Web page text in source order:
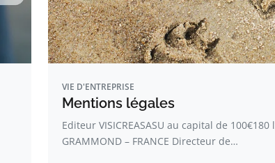
VIE D'ENTREPRISE
Mentions légales
Editeur VISICREASASU au capital de
GRAMMOND – FRANCE Directeur de…